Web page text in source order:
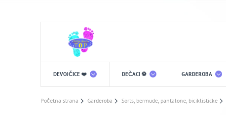
DEVOJČICE ❤️ DEČACI ⚽️ GARDEROBA
Početna strana Garderoba Sorts, bermude, pantalone, biciklisticke